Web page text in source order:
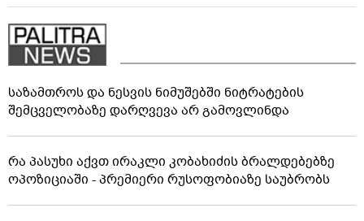
საზამთროს და ნესვის ნიმუშებში ნიტრატების
შემცველობაზე დარღვევა არ გამოვლინდა
რა პასუხი აქვთ ირაკლი კობახიძის ბრალდებებზე
ოპოზიციაში - პრემიერი რუსოფობიაზე საუბრობს